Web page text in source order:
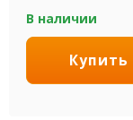
В наличии
Купить